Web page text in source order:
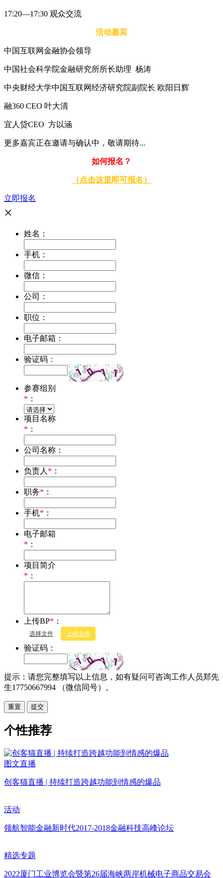
17:20—17:30 观众交流
活动嘉宾
中国互联网金融协会领导
中国社会科学院金融研究所所长助理 杨涛
中央财经大学中国互联网经济研究院副院长 欧阳日辉
融360 CEO 叶大清
宜人贷CEO 方以涵
更多嘉宾正在邀请与确认中，敬请期待...
如何报名？
（点击这里即可报名）
立即报名
×
姓名：
手机：
微信：
公司：
职位：
电子邮箱：
验证码：
参赛组别
* ：
项目名称
* ：
公司名称：
负责人 * ：
职务* ：
手机* ：
电子邮箱
* ：
项目简介
* ：
上传BP* ：
选择文件 上传文件
验证码：
提示：请您完整填写以上信息，如有疑问可咨询工作人员郑先
生17750667994 （微信同号）。
重置
个性推荐
图文直播
创客猫直播 | 持续打造跨越功能到情感的爆品
活动
领航智能金融新时代2017-2018金融科技高峰论坛
精选专题
2022厦门工业博览会暨第26届海峡两岸机械电子商品交易会